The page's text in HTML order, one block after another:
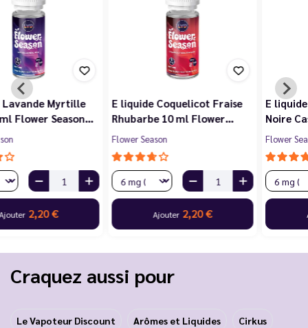
E liquide Violette Cerise
Noire Cassis 10 ml Flower…
Flower Season
Ajouter
E liquide Jasmin Pêche
Blanche Abricot 10 ml…
Flower Season
Ajouter
Craquez aussi pour
Le Vapoteur Discount Arômes et Liquides Cirkus